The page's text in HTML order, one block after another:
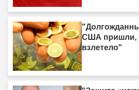
США пришли,
взлетело"